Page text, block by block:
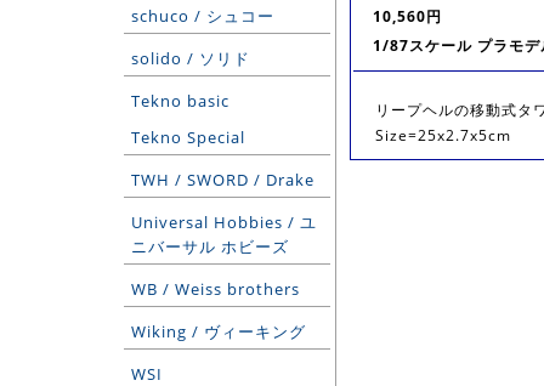
schuco / シュコー
solido / ソリド
Tekno basic
Tekno Special
TWH / SWORD / Drake
Universal Hobbies / ユ
ニバーサル ホビーズ
WB / Weiss brothers
Wiking / ヴィーキング
WSI
10,560円
1/87スケール プラモデ
リープヘルの移動式タ
Size=25x2.7x5cm